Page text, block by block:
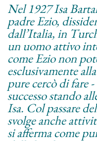
Nel 1927 Isa
padre Ezio,
dall’Italia, in
un uomo attivo
come Ezio non
esclusivamente
pure cercò di fare -
successo stando
Isa. Col passare
svolge anche
si afferma come